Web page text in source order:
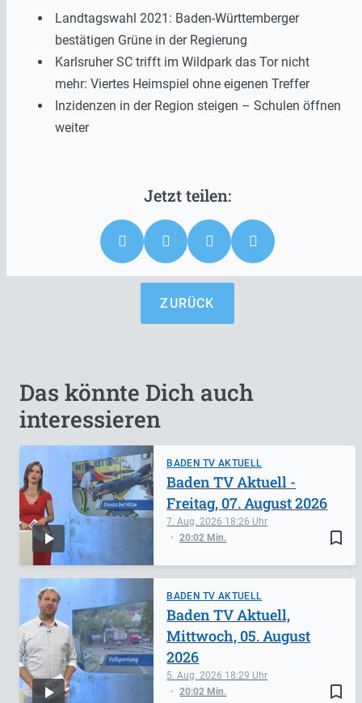
Landtagswahl 2021: Baden-Württemberger
bestätigen Grüne in der Regierung
Karlsruher SC trifft im Wildpark das Tor nicht
mehr: Viertes Heimspiel ohne eigenen Treffer
Inzidenzen in der Region steigen – Schulen öffnen
weiter
ZURÜCK
Das könnte Dich auch
interessieren
BADEN TV AKTUELL
bookmark_border
7. Aug. 2026 18:26
20:02 Min.
Baden TV Aktuell -
Freitag, 07. August 2026
BADEN TV AKTUELL
bookmark_border
5. Aug. 2026 18:29
20:02 Min.
Baden TV Aktuell,
Mittwoch, 05. August
2026